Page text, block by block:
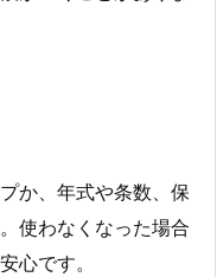
か、年式や条数、保
使わなくなった場合
心です。